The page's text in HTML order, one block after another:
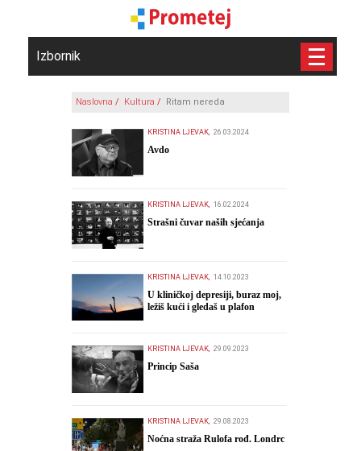
Izbornik
Naslovna / Kultura / Ritam nereda
KRISTINA LJEVAK, 26.03.2024
​Avdo
KRISTINA LJEVAK, 16.02.2024
​Strašni čuvar naših sjećanja
KRISTINA LJEVAK, 14.10.2023
​U kliničkoj depresiji, buraz moj,
ležiš kući i gledaš u plafon
KRISTINA LJEVAK, 29.09.2023
​Princip Saša
KRISTINA LJEVAK, 29.08.2023
​Noćna straža Rulofa rođ. Londrc